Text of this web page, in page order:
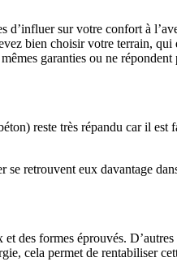
d’influer sur votre confort à
bien choisir votre terrain,
garanties ou ne répondent
reste très répandu car il est
retrouvent eux davantage
des formes éprouvés.
cela permet de rentabiliser